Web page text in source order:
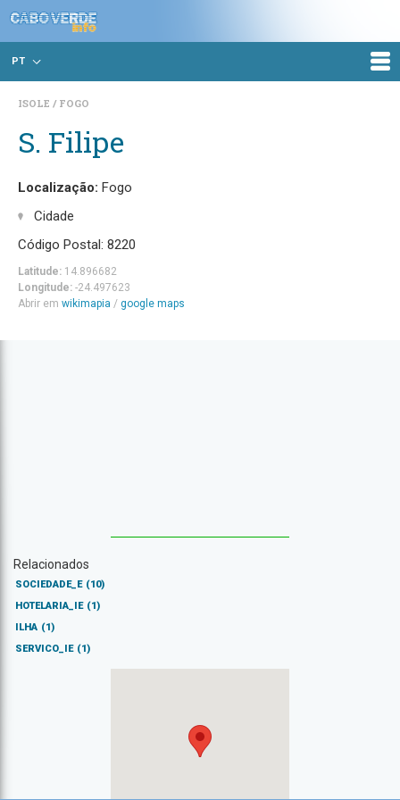
PT
ISOLE FOGO
S. Filipe
Localização: Fogo
Cidade
Código Postal: 8220
Latitude: 14.896682
Longitude: -24.497623
Abrir em wikimapia / google maps
Relacionados
SOCIEDADE_E (10)
HOTELARIA_IE (1)
ILHA (1)
SERVICO_IE (1)